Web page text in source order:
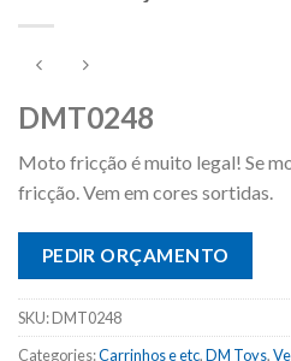
DMT0248
Moto fricção é muito legal! Se
fricção. Vem em cores sortidas.
PEDIR ORÇAMENTO
SKU:DMT0248
Categories:Carrinhos e etc,DM Toys,